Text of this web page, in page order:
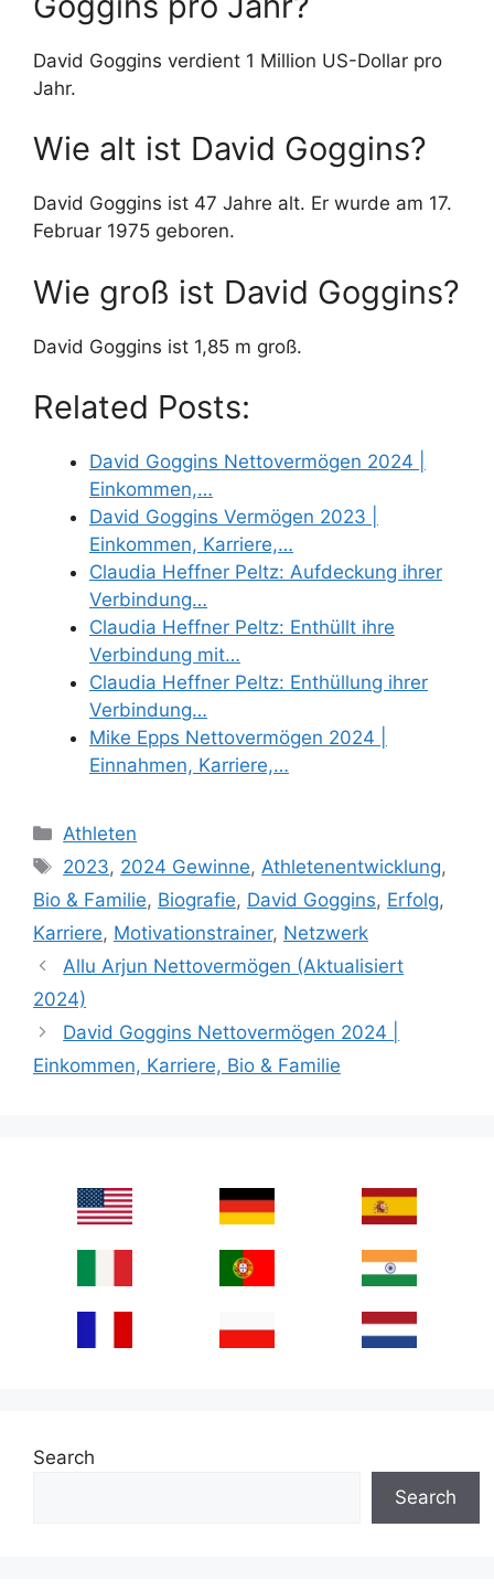
David Goggins verdient 1 Million US-Dollar pro
Jahr.
Wie alt ist David Goggins?
David Goggins ist 47 Jahre alt. Er wurde am 17.
Februar 1975 geboren.
Wie groß ist David Goggins?
David Goggins ist 1,85 m groß.
Related Posts:
David Goggins Nettovermögen 2024 |
Einkommen,…
David Goggins Vermögen 2023 |
Einkommen, Karriere,…
Claudia Heffner Peltz: Aufdeckung ihrer
Verbindung…
Claudia Heffner Peltz: Enthüllt ihre
Verbindung mit…
Claudia Heffner Peltz: Enthüllung ihrer
Verbindung…
Mike Epps Nettovermögen 2024 |
Einnahmen, Karriere,…
Categories
Athleten
Tags
2023, 2024 Gewinne,Athletenentwicklung,
Bio & Familie, Biografie, David Goggins, Erfolg,
Karriere, Motivationstrainer, Netzwerk
Allu Arjun Nettovermögen (Aktualisiert
2024)
David Goggins Nettovermögen 2024 |
Einkommen, Karriere, Bio & Familie
Search
Search